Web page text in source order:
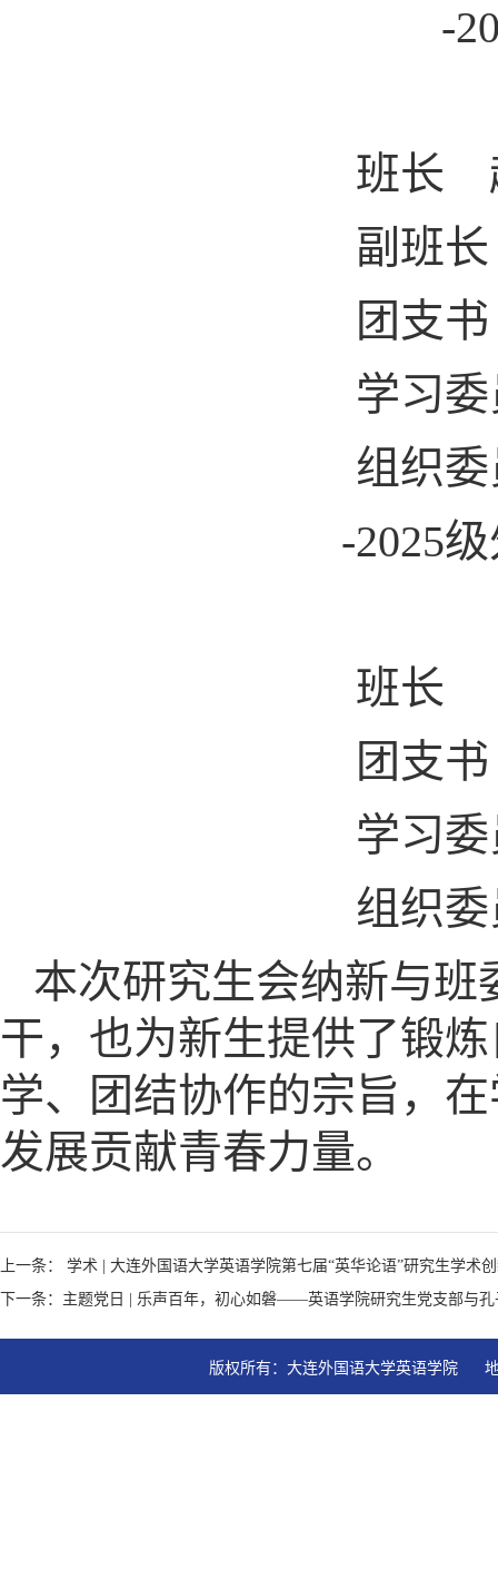
-
班长 赵
副班长
团支书
学习委员
组织委员
-2025
班长
团支书
学习委员
组织委员
本次研究生会纳新与
干，也为新生提供了锻
学、团结协作的宗旨，
发展贡献青春力量。
上一条： 学术 | 大连外国语大学英语学院第七届“英华论语”研究生学术
下一条：主题党日 | 乐声百年，初心如磐——英语学院研究生党支部与
版权所有：大连外国语大学英语学院